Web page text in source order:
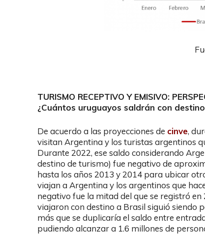
TURISMO RECEPTIVO Y EMISIVO:
¿Cuántos uruguayos saldrán con
De acuerdo a las proyecciones de cinve,
visitan Argentina y los turistas argentinos
Durante 2022, ese saldo considerando
destino de turismo) fue negativo de
hasta los años 2013 y 2014 para ubicar
viajan a Argentina y los argentinos que
negativo fue la mitad del que se registró
viajaron con destino a Brasil siguió siendo
más que se duplicaría el saldo entre
pudiendo alcanzar a 1.6 millones de